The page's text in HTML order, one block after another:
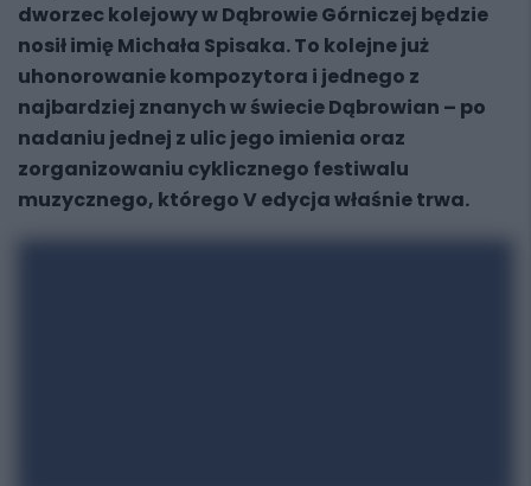
dworzec kolejowy w Dąbrowie Górniczej będzie
nosił imię Michała Spisaka. To kolejne już
uhonorowanie kompozytora i jednego z
najbardziej znanych w świecie Dąbrowian – po
nadaniu jednej z ulic jego imienia oraz
zorganizowaniu cyklicznego festiwalu
muzycznego, którego V edycja właśnie trwa.